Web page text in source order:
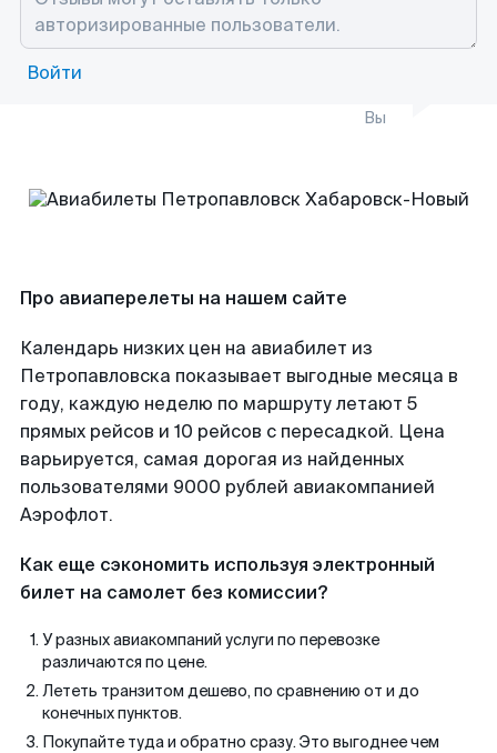
Войти
Вы
Про авиаперелеты на нашем сайте
Календарь низких цен на авиабилет из
Петропавловска показывает выгодные месяца в
году, каждую неделю по маршруту летают 5
прямых рейсов и 10 рейсов с пересадкой. Цена
варьируется, самая дорогая из найденных
пользователями 9000 рублей авиакомпанией
Аэрофлот.
Как еще сэкономить используя электронный
билет на самолет без комиссии?
У разных авиакомпаний услуги по перевозке
различаются по цене.
Лететь транзитом дешево, по сравнению от и до
конечных пунктов.
Покупайте туда и обратно сразу. Это выгоднее чем